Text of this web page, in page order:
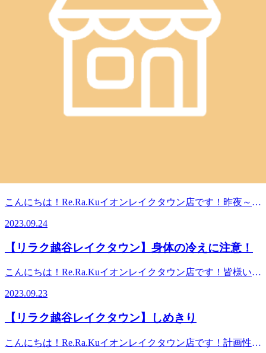
JR武蔵野線 越谷レイクタウン駅より徒歩約10分
マッサージより気持ちいい！？
048-967-5051
こんにちは！Re.Ra.Kuイオンレイクタウン店です！昨夜～朝
い…？？急に気温変化に困惑した鈴木です。薄手の長袖長ズ
ボンのパジャマで寝ましたがそれでもひんやりして、しっか
り上掛けをかけて。特に、AM3:30に起きてラグビー観てい
に今大会で一番注目していた【南アフリカvsアイルランド】
の試合が楽しすぎて気がついたら寒さ忘れていましたが(^-^;
ないかなと思いますが、知らぬ間に体がキンキンに冷えてい
る事も。太ももとか二の腕、肩回りなどは特にご注意を。
徐々に寝る際の服装や寝具も季節に合わせて替えていって下
2023.09.24
【リラク越谷レイクタウン】身体の冷えに注意！
こんにちは！Re.Ra.Kuイオンレイクタウン店です！皆様いか
事が増えました。秋の気候は過ごしやすいので、美味しい実
りの果物や旬のお野菜を堪能できますね。そして今の感じで
すと、季節の変わり目の序章という言葉がぴったりな気がし
が増えたり、気圧の変化でお身体の流れも変わると思いま
2023.09.23
【リラク越谷レイクタウン】しめきり
こんにちは！Re.Ra.Kuイオンレイクタウン店です！計画性っ